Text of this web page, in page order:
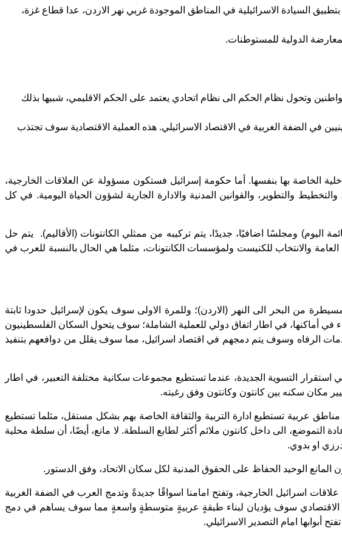
السيادة الاسرائيلية في المناطق الموجودة غربي نهر الاردن، عدا قطاع غزة،
الدولية للمستوطنات.
وتحول نظام الحكم الى نظام اتحادي يعتمد على الحكم الاقليمي، شبيها بذلك
في الضفة الغربية في الاقتصاد الاسرائيلي. هذه العملية الاقتصادية سوف تجتذب
حكم ذاتي تدير الشؤون الداخلية الخاصة بها بنفسها. أما حكومة إسرائيل فستكون مسؤولة عن العلاقات الخارجية،
والتطوير، والقوانين المدنية والادارة الجارية لشؤون الحياة اليومية. في كل
ومجلسًا اضافيًا، جديدًا، يتم تركيبه من ممثلي الكانتونات (الأقاليم). يتم حل
العامة والانتخاب للكنيست ولمؤسسات الكانتونات، مثلما هي الحال بالنسبة للعرب في
من البحر الى النهر (الاردن)؛ وللمرة الاولى سوف يكون لإسرائيل حدودا ثابتة
في أماكنها، في اطار اتفاق دولي للعملية الشاملة؛ سوف يتحول السكان الفلسطينيون
الرفاه وسوف يتم دمجهم في اقتصاد اسرائيل، مما سوف يقلل من دوافعهم بتنفيذ
التسوية الجديدة، عندما تستطيع مجموعات سكانية مختلفة التعبير، في اطار
مكان سكنه بين كانتون وكانتون وفق رغبته.
عربية تستطيع ادارة التربية والثقافة الخاصة بهم بشكل مستقل، مثلما تستطيع
التموضع، الى داخل كانتون ملائم أكثر لطابع السلطة. لا مانع، أيضًا، أن سلطة محلية
او بدوي.
الوحيد الحفاظ على الحقوق المدنية لكل سكان الاتحاد، وفق الدستور.
الخارجية، وتفتح امامنا اسواقًا جديدةً وتدمج العرب في الضفة الغربية
الاقتصادي سوف يؤديان لبناء طبقةٍ عربيةٍ متوسطةٍ واسعةٍ مما سوف يساهم في دمج
أبوابها امام التصدير الاسرائيلي.